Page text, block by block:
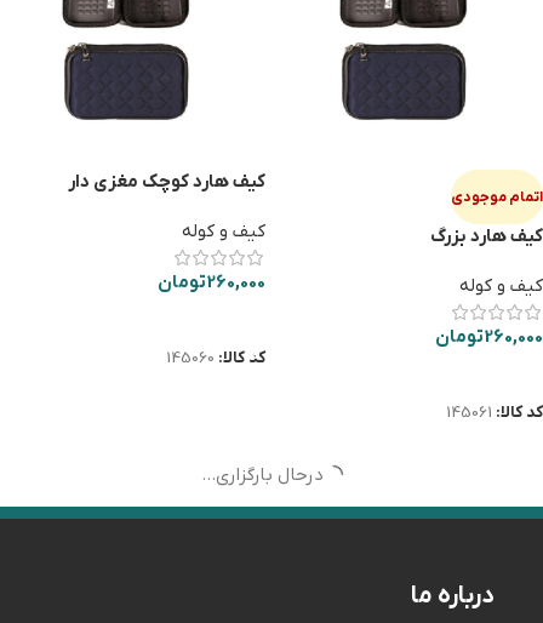
اتمام موجودی
کیف هارد بزرگ
کیف و کوله
260,000تومان
کد کالا: 145061
کیف هارد کوچک مغزی دار
کیف و کوله
260,000تومان
کد کالا: 145060
درحال بارگزاری...
درباره ما